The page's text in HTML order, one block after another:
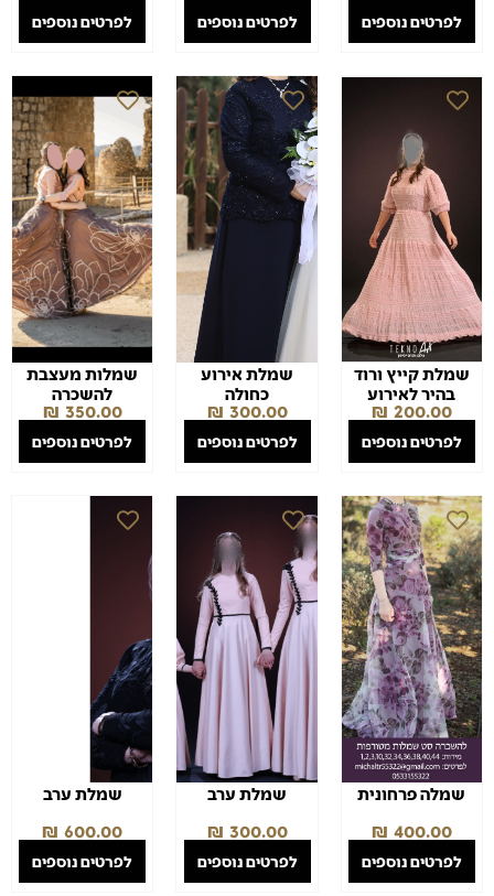
לפרטים נוספים לפרטים נוספים לפרטים נוספים
שמלת קייץ ורוד
בהיר לאירוע
200.00
₪
לפרטים נוספים
שמלת אירוע
כחולה
300.00
₪
לפרטים נוספים
שמלות מעצבת
להשכרה
350.00
₪
לפרטים נוספים
שמלה פרחונית
400.00
₪
לפרטים נוספים
שמלת ערב
300.00
₪
לפרטים נוספים
שמלת ערב
600.00
₪
לפרטים נוספים